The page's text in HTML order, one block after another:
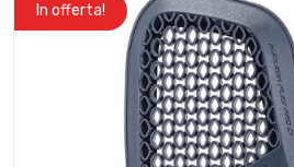
In offerta!